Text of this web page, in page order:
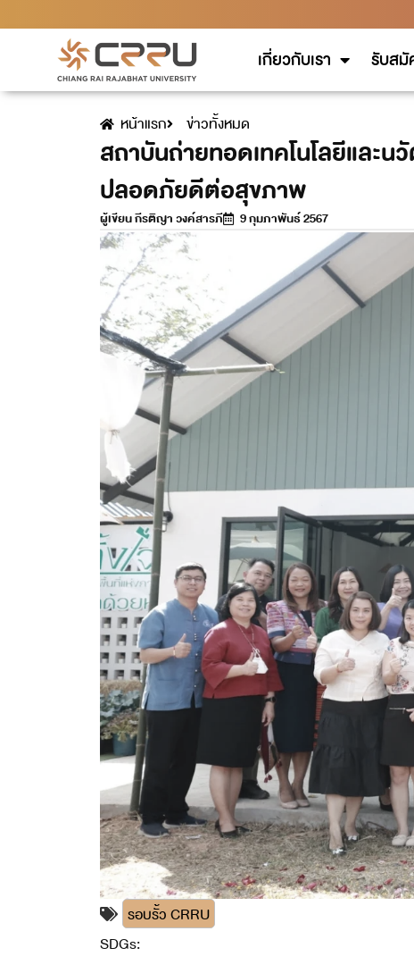
เกี่ยวกับเรา รับสมั
หน้าแรก ข่าวทั้งหมด
สถาบันถ่ายทอดเทคโนโลยีและน
ปลอดภัยดีต่อสุขภาพ
ผู้เขียนกีรติญา วงค์สารภี 9 กุมภาพันธ์ 2567
รอบรั้ว CRRU
SDGs: